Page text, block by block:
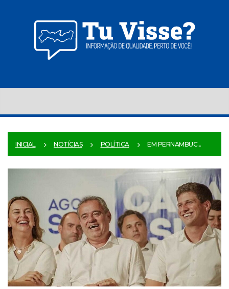
INICIAL NOTÍCIAS POLÍTICA EM PERNAMBUC...